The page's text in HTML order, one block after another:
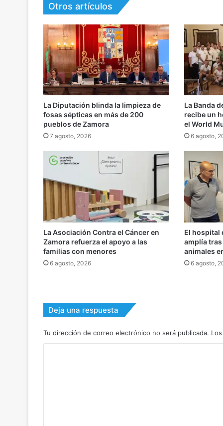
Otros artículos
La Diputación blinda la limpieza de
fosas sépticas en más de 200
pueblos de Zamora
7 agosto, 2026
La Banda
recibe un
el World
6 agosto,
La Asociación Contra el Cáncer en
Zamora refuerza el apoyo a las
familias con menores
6 agosto, 2026
El hospital
amplía
animales
6 agosto,
Deja una respuesta
Tu dirección de correo electrónico no será publicada.